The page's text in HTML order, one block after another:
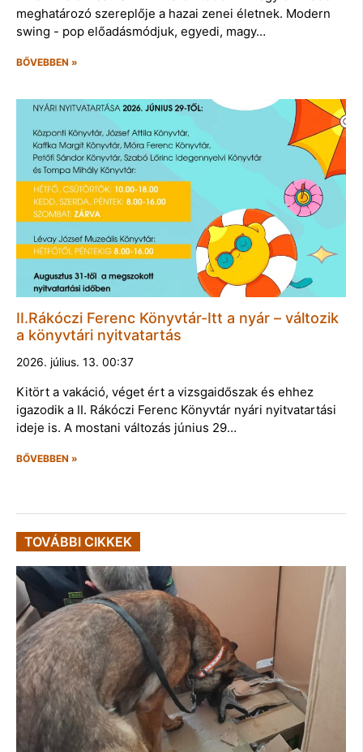
meghatározó szereplője a hazai zenei életnek. Modern
swing - pop előadásmódjuk, egyedi, magy…
BŐVEBBEN »
II.Rákóczi Ferenc Könyvtár-Itt a nyár – változik
a könyvtári nyitvatartás
2026. július. 13. 00:37
Kitört a vakáció, véget ért a vizsgaidőszak és ehhez
igazodik a II. Rákóczi Ferenc Könyvtár nyári nyitvatartási
ideje is. A mostani változás június 29…
BŐVEBBEN »
TOVÁBBI CIKKEK